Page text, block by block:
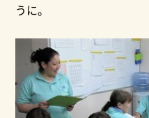
うに。